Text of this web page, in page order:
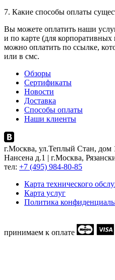
7. Какие способы оплаты
Вы можете оплатить наши
и по карте (для
можно оплатить по ссылке,
или в смс.
Обзоры
Сертификаты
Новости
Доставка
Способы оплаты
Наши клиенты
г.Москва, ул.Теплый Стан, дом
Нансена д.1 | г.Москва,
тел: +7 (495) 984-80-85
Карта технического
Карта услуг
Политика
принимаем к оплате